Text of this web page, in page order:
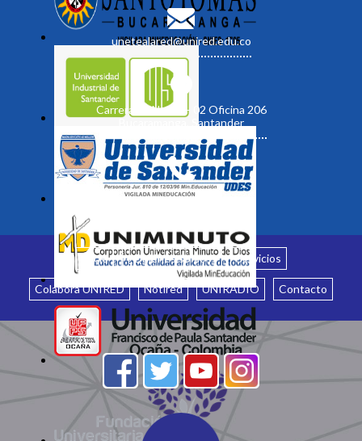
unetealared@unired.edu.co
Carrera 19 No. 35 - 02 Oficina 206
Bucaramanga, Santander
Inicio ¿Quiénes somos? Servicios
Colabora UNIRED Notired UNIRADIO Contacto